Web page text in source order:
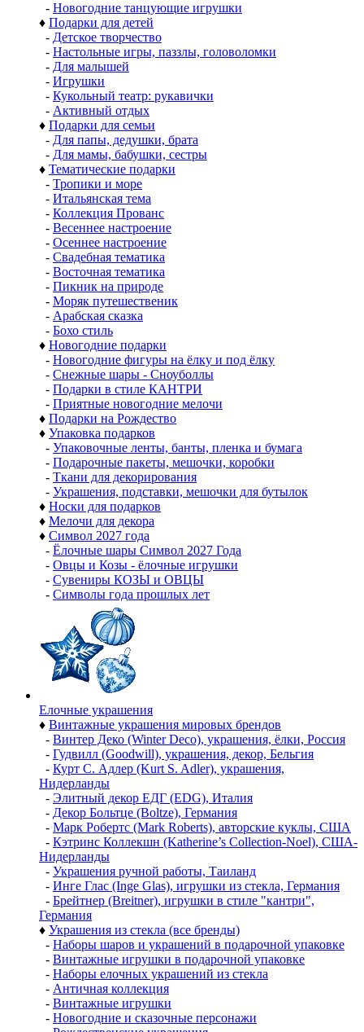
- Новогодние танцующие игрушки
♦ Подарки для детей
- Детское творчество
- Настольные игры, паззлы, головоломки
- Для малышей
- Игрушки
- Кукольный театр: рукавички
- Активный отдых
♦ Подарки для семьи
- Для папы, дедушки, брата
- Для мамы, бабушки, сестры
♦ Тематические подарки
- Тропики и море
- Итальянская тема
- Коллекция Прованс
- Весеннее настроение
- Осеннее настроение
- Свадебная тематика
- Восточная тематика
- Пикник на природе
- Моряк путешественик
- Арабская сказка
- Бохо стиль
♦ Новогодние подарки
- Новогодние фигуры на ёлку и под ёлку
- Снежные шары - Сноуболлы
- Подарки в стиле КАНТРИ
- Приятные новогодние мелочи
♦ Подарки на Рождество
♦ Упаковка подарков
- Упаковочные ленты, банты, пленка и бумага
- Подарочные пакеты, мешочки, коробки
- Ткани для декорирования
- Украшения, подставки, мешочки для бутылок
♦ Носки для подарков
♦ Мелочи для декора
♦ Символ 2027 года
- Ёлочные шары Символ 2027 Года
- Овцы и Козы - ёлочные игрушки
- Сувениры КОЗЫ и ОВЦЫ
- Символы года прошлых лет
Елочные украшения
♦ Винтажные украшения мировых брендов
- Винтер Деко (Winter Deco), украшения, ёлки, Россия
- Гудвилл (Goodwill), украшения, декор, Бельгия
- Курт С. Адлер (Kurt S. Adler), украшения,
Нидерланды
- Элитный декор ЕДГ (EDG), Италия
- Декор Больтце (Boltze), Германия
- Марк Робертс (Mark Roberts), авторские куклы, США
- Кэтринс Коллекшн (Katherine’s Collection-Noel), США-
Нидерланды
- Украшения ручной работы, Таиланд
- Инге Глас (Inge Glas), игрушки из стекла, Германия
- Брейтнер (Breitner), игрушки в стиле "кантри",
Германия
♦ Украшения из стекла (все бренды)
- Наборы шаров и украшений в подарочной упаковке
- Винтажные игрушки в подарочной упаковке
- Наборы елочных украшений из стекла
- Античная коллекция
- Винтажные игрушки
- Новогодние и сказочные персонажи